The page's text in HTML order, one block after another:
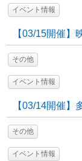
イベント情報
【03/15開催】
その他
イベント情報
【03/14開催】
その他
イベント情報